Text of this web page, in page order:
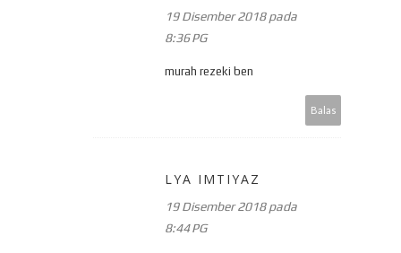
19 Disember 2018 pada
8:36 PG
murah rezeki ben
Balas
LYA IMTIYAZ
19 Disember 2018 pada
8:44 PG